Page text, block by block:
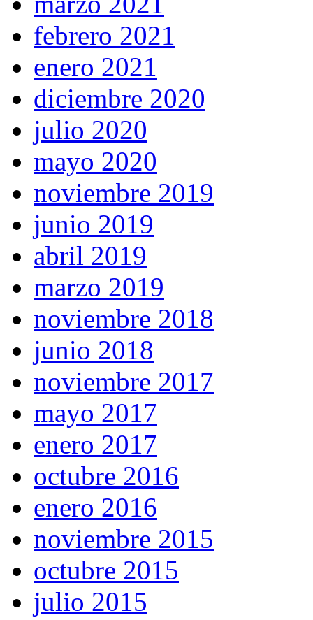
febrero 2021
enero 2021
diciembre 2020
julio 2020
mayo 2020
noviembre 2019
junio 2019
abril 2019
marzo 2019
noviembre 2018
junio 2018
noviembre 2017
mayo 2017
enero 2017
octubre 2016
enero 2016
noviembre 2015
octubre 2015
julio 2015